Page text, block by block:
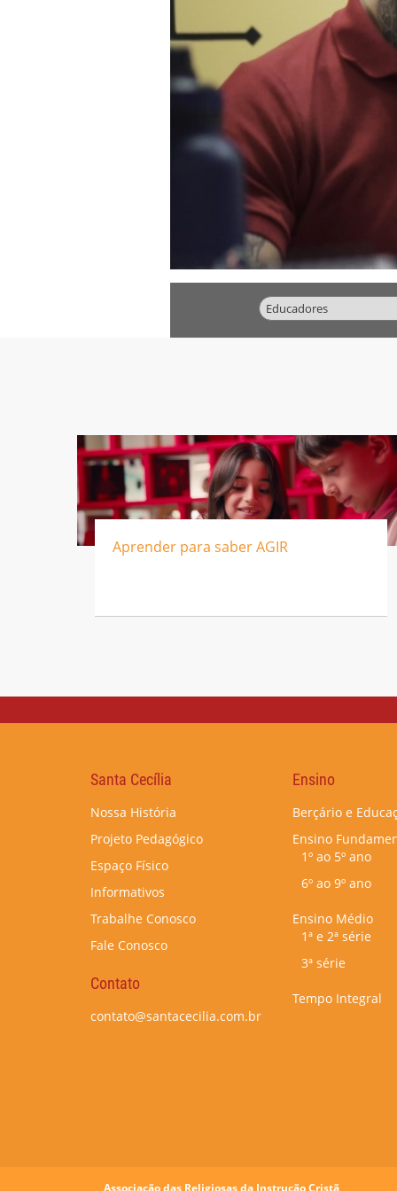
Aprender para saber AGIR
Santa Cecília
Nossa História
Projeto Pedagógico
Espaço Físico
Informativos
Trabalhe Conosco
Fale Conosco
Contato
contato@santacecilia.com.br
Ensino
Berçário e
Ensino
1º ao 5º ano
6º ao 9º ano
Ensino Médio
1ª e 2ª série
3ª série
Tempo Integral
Associação das Religiosas da Instrução Cristã